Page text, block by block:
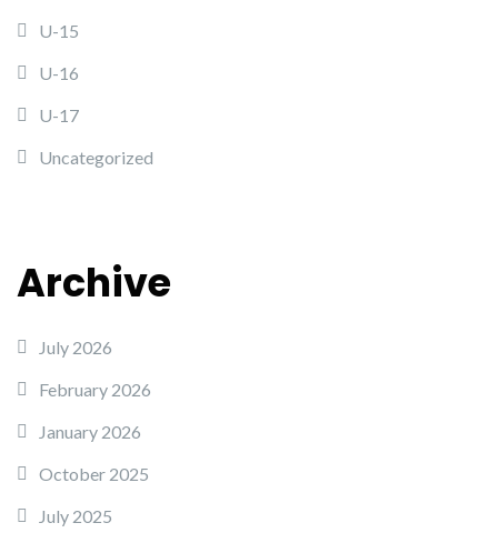
U-15
U-16
U-17
Uncategorized
Archive
July 2026
February 2026
January 2026
October 2025
July 2025